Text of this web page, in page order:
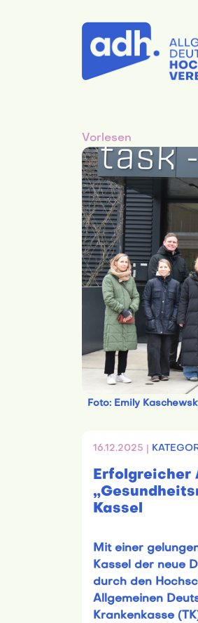
Vorlesen
Foto: Emily
16.12.2025 |
Erfolgreicher
Kassel
Mit einer
Kassel der neue
durch den
Allgemeinen
Krankenkasse